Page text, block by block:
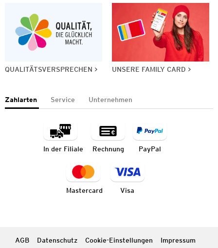
QUALITÄTSVERSPRECHEN UNSERE FAMILY CARD
Zahlarten Service Unternehmen
In der Filiale Rechnung PayPal
Mastercard Visa
AGB Datenschutz Cookie-Einstellungen
Impressum